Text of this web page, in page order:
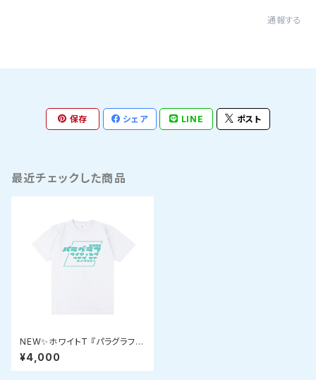
通報する
保存 シェア LINE ポスト
最近チェックした商品
NEW✨ホワイトT 『パラグラフラ
イティングツアースランディング
スクエアロゴTシャツ』
¥4,000